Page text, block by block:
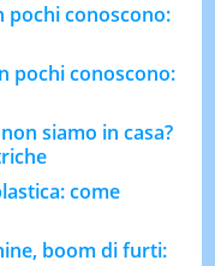
pochi conoscono:
pochi conoscono:
siamo in casa?
come
boom di furti: